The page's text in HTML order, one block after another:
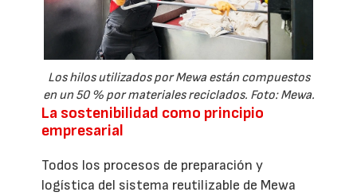
Los hilos utilizados por Mewa están compuestos
en un 50 % por materiales reciclados. Foto: Mewa.
La sostenibilidad como principio
empresarial
Todos los procesos de preparación y
logística del sistema reutilizable de Mewa